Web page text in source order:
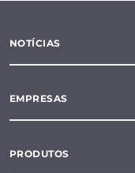
NOTÍCIAS
EMPRESAS
PRODUTOS